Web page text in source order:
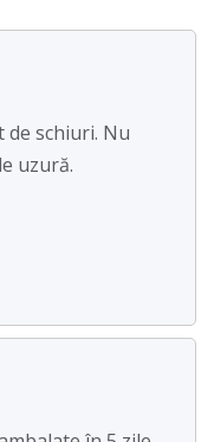
schiuri. Nu
uzură.